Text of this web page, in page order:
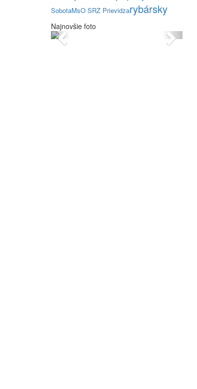
SobotaMsO SRZ Prievidzarybársky
Najnovšie foto
Previous Next